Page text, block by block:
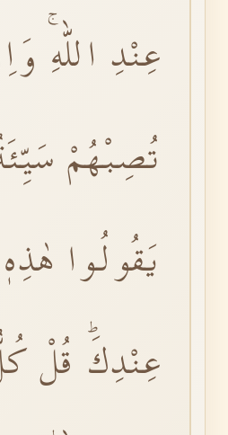
عِنْدِ اللّٰهِۚ
تُصِبْهُمْ
يَقُولُوا
عِنْدِكَۜ قُلْ